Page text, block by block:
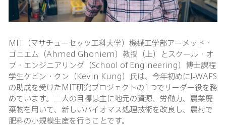
MIT（マサチューセッツ工科大学）機械工学部アーメッド・
ゴニエム（Ahmed Ghoniem）教授（上）とスクール・オ
ブ・エンジニアリング（School of Engineering）博士課程
学生ケビン・クン（Kevin Kung）氏は、今年初めにJ-WAFS
の助成を受けたMIT研究プロジェクトの1つでリーダー役を務
めています。二人の目標は主に地元の資源、労働力、農業廃
棄物を用いて、新しいバイオマス処理技術を改良し、農村で
肥料の小規模生産を行うことです。